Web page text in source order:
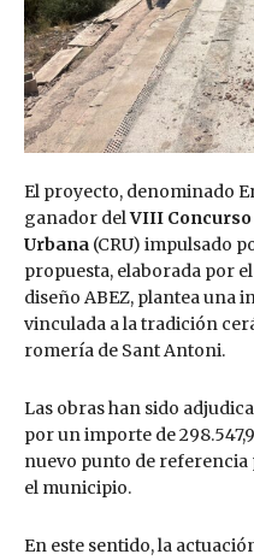
El proyecto, denominado
ganador delVIII
Urbana (CRU) impulsado
propuesta, elaborada por
diseño ABEZ, plantea una
vinculada a la tradición
romería de Sant Antoni.
Las obras han sido
por un importe de
nuevo punto de
el municipio.
En este sentido, la